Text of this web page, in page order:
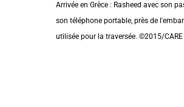
Arrivée en Grèce : Rasheed avec son
son téléphone portable, près de
utilisée pour la traversée. ©2015/CARE